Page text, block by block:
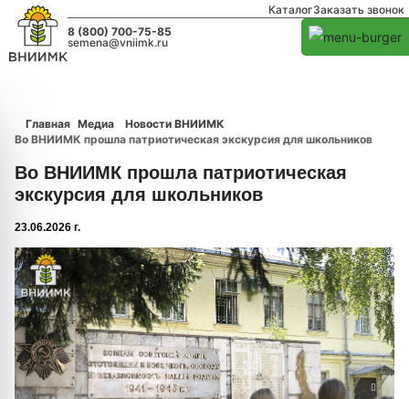
КаталогЗаказать звонок
8 (800) 700-75-85
semena@vniimk.ru
Главная Медиа
Новости ВНИИМК
Во ВНИИМК прошла патриотическая экскурсия для школьников
Во ВНИИМК прошла патриотическая
экскурсия для школьников
23.06.2026 г.
1/0